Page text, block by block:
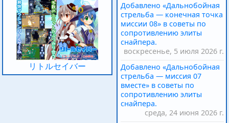
リトルセイバー
Добавлено «Дальнобойная
стрельба — конечная точка
миссии 08» в советы по
сопротивлению элиты
снайпера.
воскресенье, 5 июля 2026 г.
Добавлено «Дальнобойная
стрельба — миссия 07
вместе» в советы по
сопротивлению элиты
снайпера.
среда, 24 июня 2026 г.